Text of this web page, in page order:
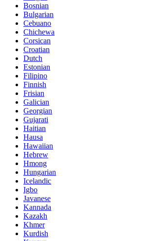
Bosnian
Bulgarian
Cebuano
Chichewa
Corsican
Croatian
Dutch
Estonian
Filipino
Finnish
Frisian
Galician
Georgian
Gujarati
Haitian
Hausa
Hawaiian
Hebrew
Hmong
Hungarian
Icelandic
Igbo
Javanese
Kannada
Kazakh
Khmer
Kurdish